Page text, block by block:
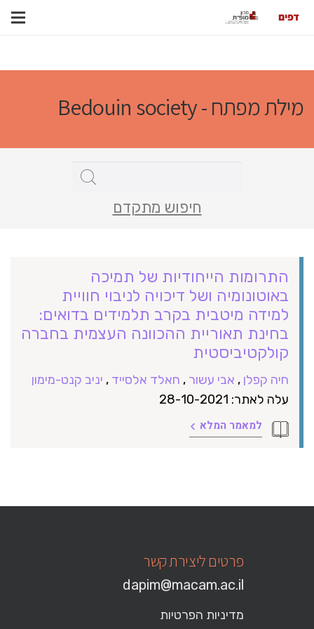
מילת מפתח - Bedouin society
חיפוש מתקדם
התרומות הייחודיות של תמיכה
באוטונומיה ושל דיכויה לניבוי חוויית
למידה מיטבית בקרב תלמידים בדואים:
בחינת תאוריית ההכוונה העצמית בחברה
קולקטיביסטית
חיה קפלן , אבי עשור , חאלד אלסייד , יניב קנט-מימון
עלה לאתר: 28-10-2021
למאמר המלא
פרטים ליצירת קשר
dapim@macam.ac.il
מדיניות הפרטיות